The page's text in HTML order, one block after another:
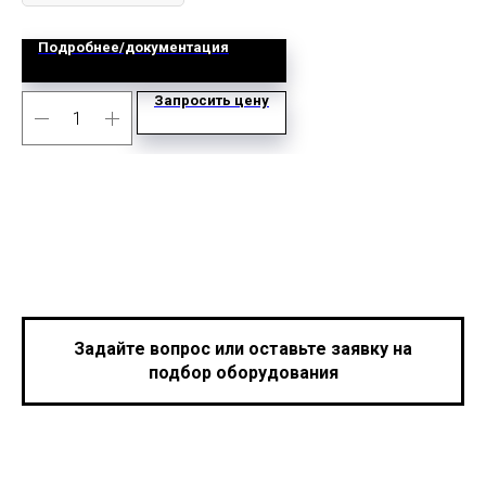
Подробнее/документация
Запросить цену
Задайте вопрос или оставьте заявку на
подбор оборудования